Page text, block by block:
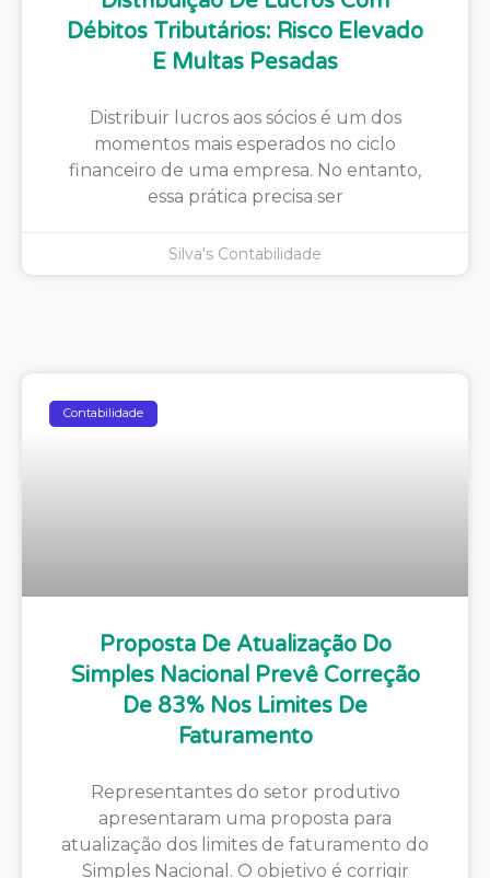
Débitos Tributários: Risco Elevado
E Multas Pesadas
Distribuir lucros aos sócios é um dos
momentos mais esperados no ciclo
financeiro de uma empresa. No entanto,
essa prática precisa ser
Silva's Contabilidade
Contabilidade
Proposta De Atualização Do
Simples Nacional Prevê Correção
De 83% Nos Limites De
Faturamento
Representantes do setor produtivo
apresentaram uma proposta para
atualização dos limites de faturamento do
Simples Nacional. O objetivo é corrigir